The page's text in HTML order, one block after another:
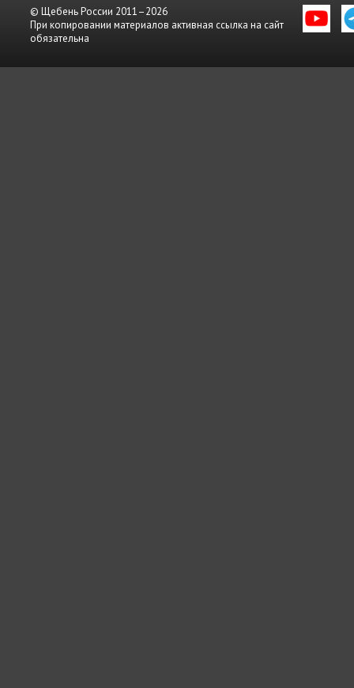
© Щебень России 2011–2026
При копировании материалов активная ссылка на сайт
обязательна